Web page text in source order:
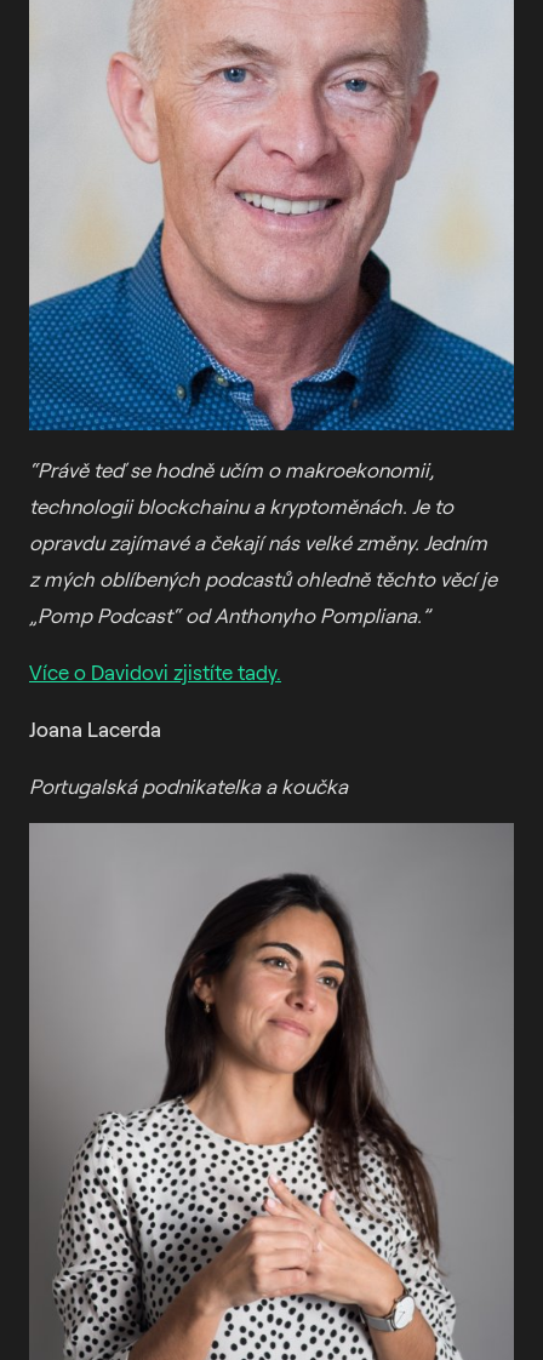
“Právě teď se hodně učím o makroekonomii,
technologii blockchainu a kryptoměnách. Je to
opravdu zajímavé a čekají nás velké změny. Jedním
z mých oblíbených podcastů ohledně těchto věcí je
„Pomp Podcast“ od Anthonyho Pompliana.”
Více o Davidovi zjistíte tady.
Joana Lacerda
Portugalská podnikatelka a koučka